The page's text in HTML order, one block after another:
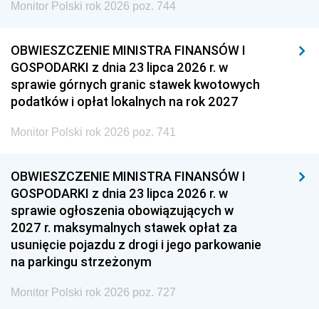
Monitor Polski rok 2026 poz. 744
OBWIESZCZENIE MINISTRA FINANSÓW I
GOSPODARKI z dnia 23 lipca 2026 r. w
sprawie górnych granic stawek kwotowych
podatków i opłat lokalnych na rok 2027
Monitor Polski rok 2026 poz. 741
OBWIESZCZENIE MINISTRA FINANSÓW I
GOSPODARKI z dnia 23 lipca 2026 r. w
sprawie ogłoszenia obowiązujących w
2027 r. maksymalnych stawek opłat za
usunięcie pojazdu z drogi i jego parkowanie
na parkingu strzeżonym
Monitor Polski rok 2026 poz. 727